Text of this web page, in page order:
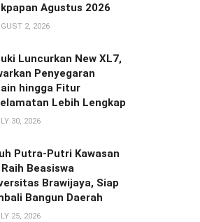
Agustus 2026
2, 2026
Luncurkan New XL7,
Penyegaran
hingga Fitur
Lebih Lengkap
30, 2026
Putra-Putri Kawasan
Raih Beasiswa
Brawijaya, Siap
Bangun Daerah
25, 2026